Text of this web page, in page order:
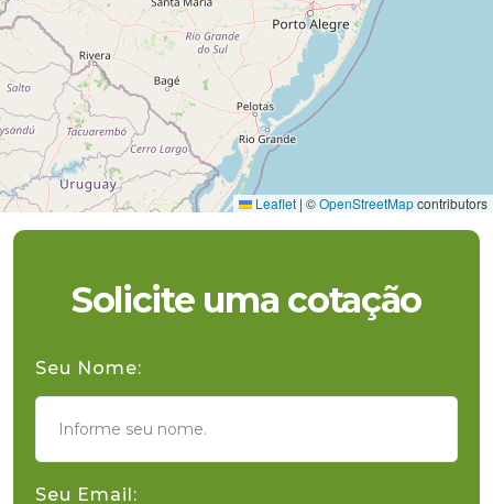
Leaflet | ©OpenStreetMapcontributors
Solicite uma cotação
Seu Nome:
Seu Email: